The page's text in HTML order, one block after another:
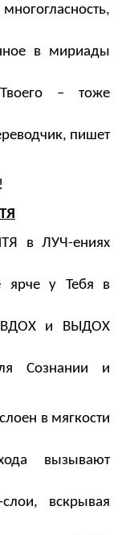
в мириады
– тоже
пишет
в ЛУЧ-ениях
ярче у Тебя в
и ВЫДОХ
Сознании и
в мягкости
вызывают
вскрывая